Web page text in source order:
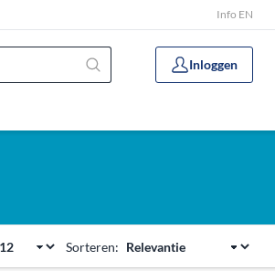
Info EN
Inloggen
Sorteren: